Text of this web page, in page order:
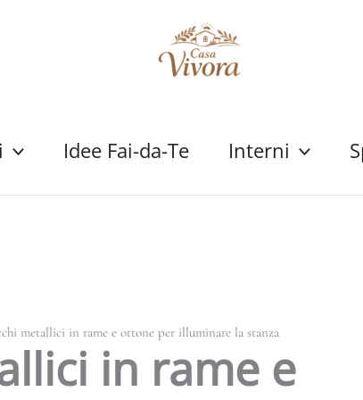
Idee Fai-da-Te Interni
metallici in rame e ottone per illuminare la stanza
in rame e